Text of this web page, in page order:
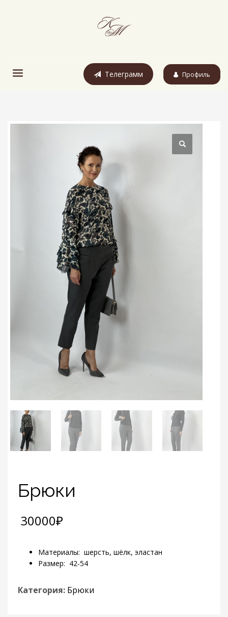
Телеграмм Профиль
Брюки
30000₽
Материалы: шерсть, шёлк, эластан
Размер: 42-54
Категория: Брюки